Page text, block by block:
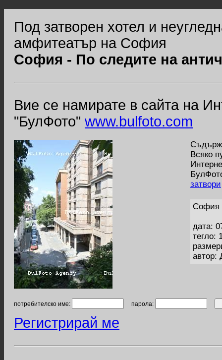
Под затворен хотел и
амфитеатър на София
София - По следите на
Вие се намирате в сайта на
"БулФото" www.bulfoto.com
Всяко
затвори
София
дата:
тегло:
автор:
потребителско име: парола:
Регистрирай ме